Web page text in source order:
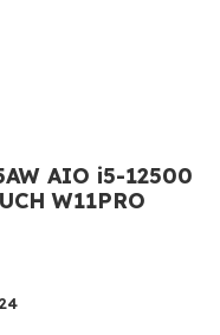
AIO i5-12500
W11PRO